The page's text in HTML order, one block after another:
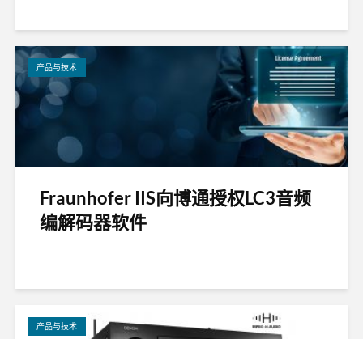
产品与技术
Fraunhofer IIS向博通授权LC3音频
编解码器软件
产品与技术